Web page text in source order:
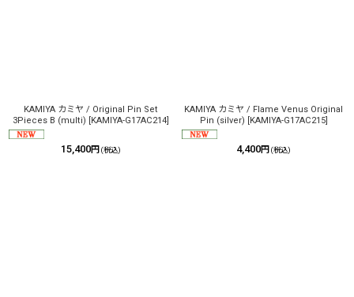
KAMIYA カミヤ / Original Pin Set
3Pieces B (multi) [KAMIYA-G17AC214]
15,400円 (税込)
KAMIYA カミヤ / Flame Venus Original
Pin (silver) [KAMIYA-G17AC215]
4,400円 (税込)